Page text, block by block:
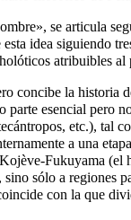
se articula
idea siguiendo
atribuibles al
concibe la
parte esencial pero
etc.),
a una
Fukuyama
sólo a
con la que